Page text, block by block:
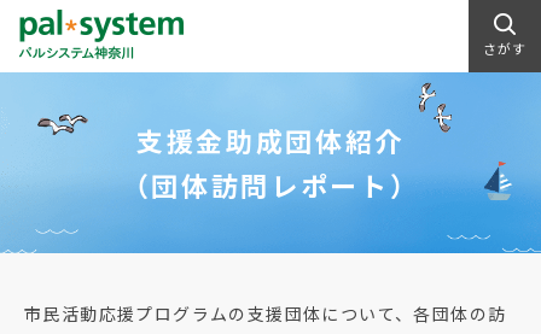
さがす
支援金助成団体紹介
（団体訪問レポート）
市民活動応援プログラムの支援団体について、各団体の訪